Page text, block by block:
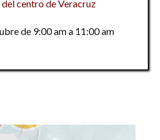
centro de Veracruz
de 9:00 am a 11:00 am